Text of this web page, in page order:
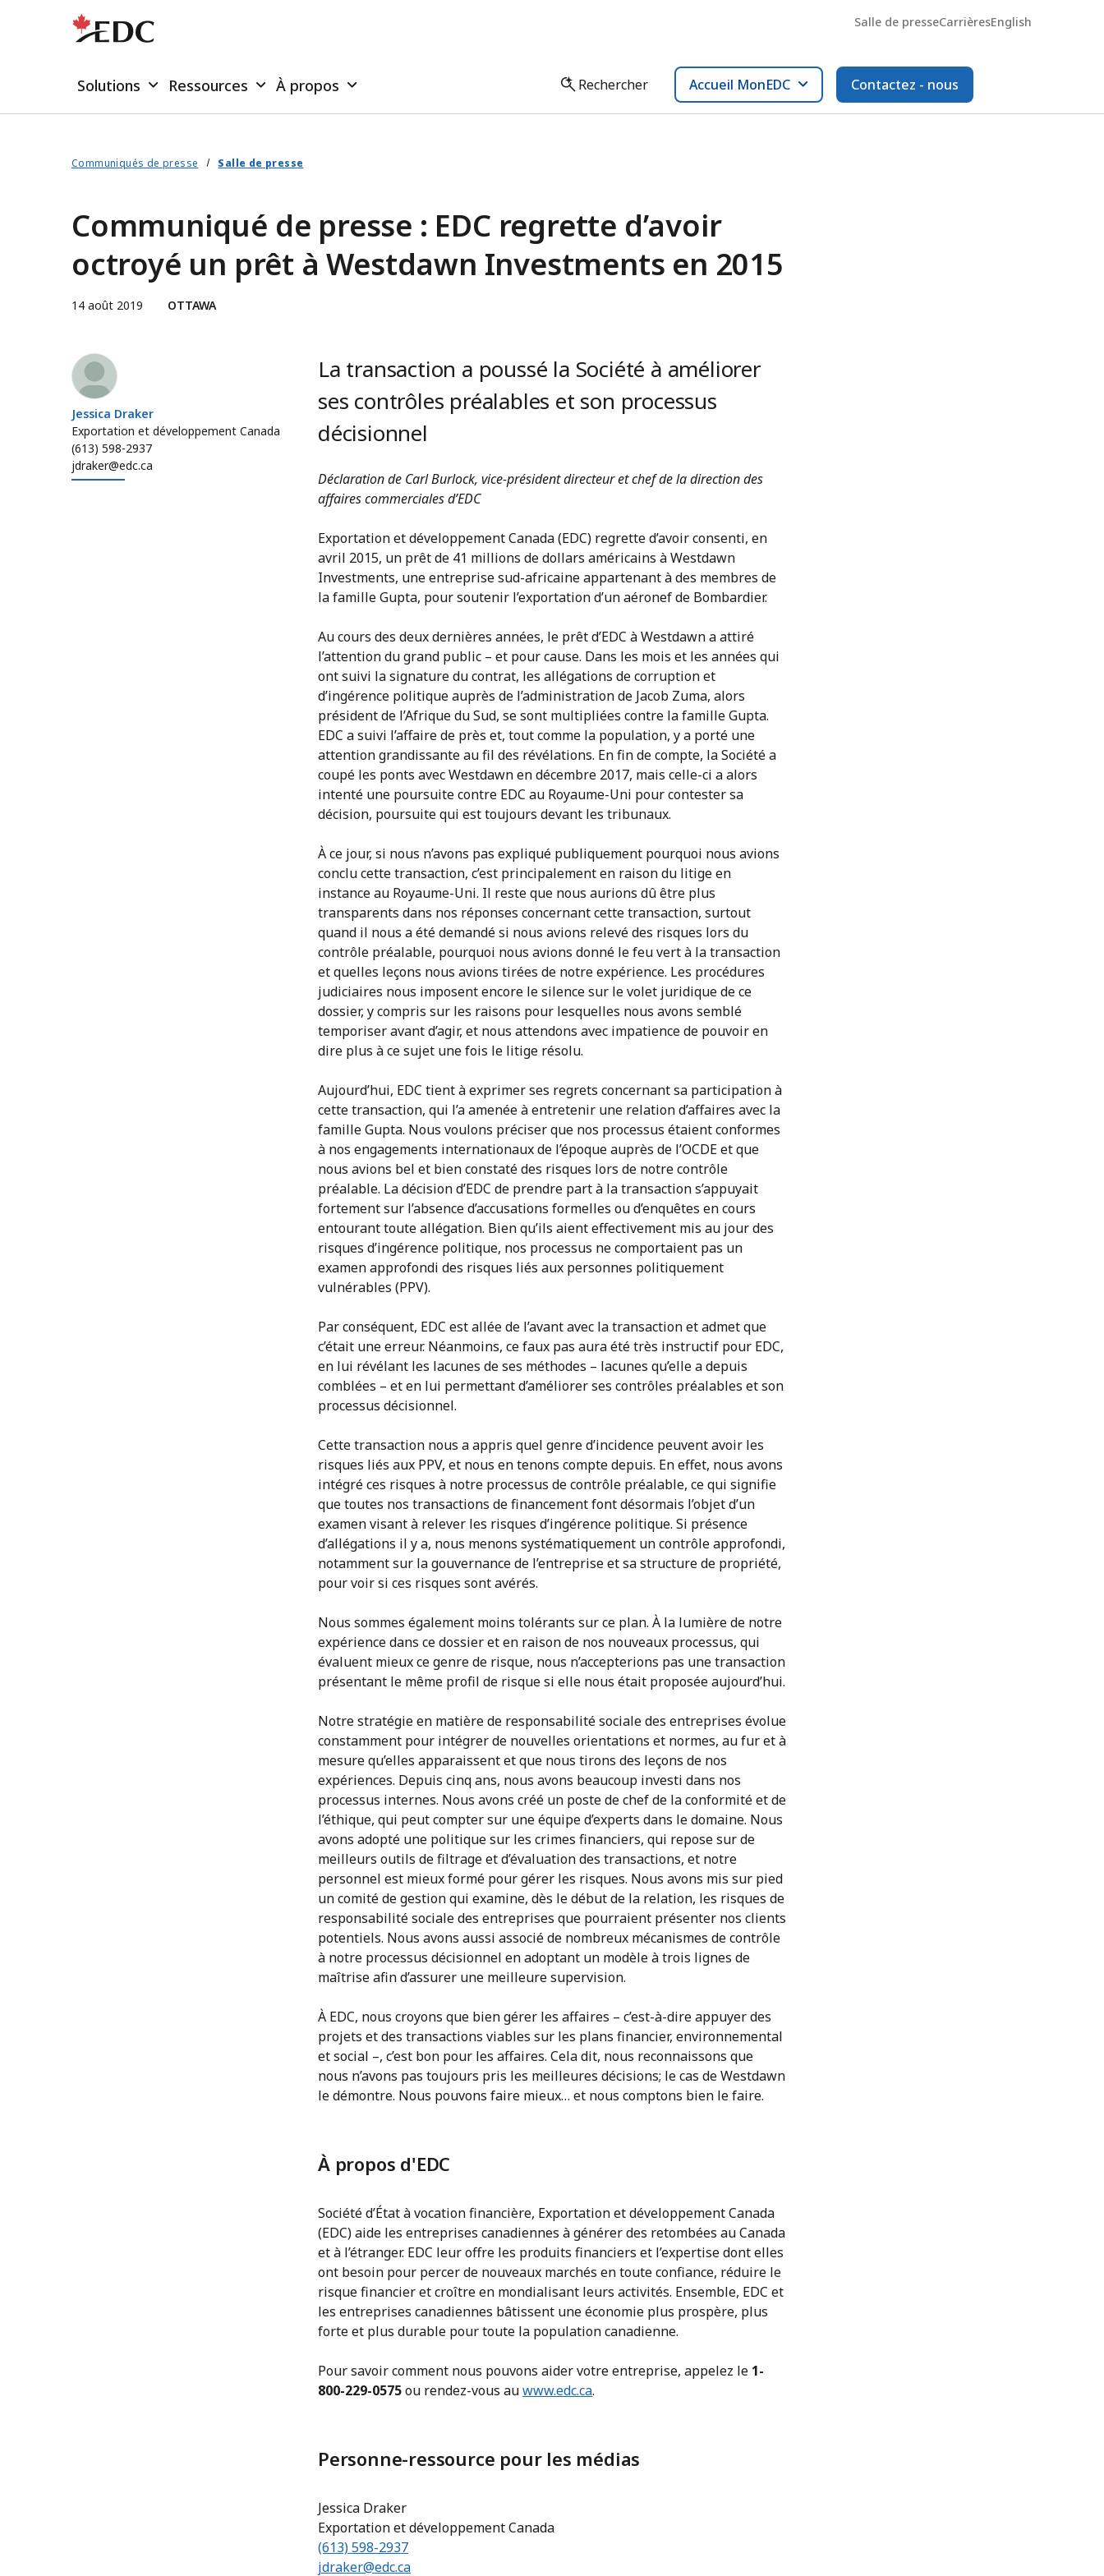
Salle de presseCarrièresEnglish
Solutions Ressources À propos Rechercher Accueil MonEDC Contactez - nous
Communiqués de presse Salle de presse
Communiqué de presse : EDC regrette d’avoir
octroyé un prêt à Westdawn Investments en 2015
14 août 2019 OTTAWA
Jessica Draker
Jessica Draker
Exportation et développement Canada
(613) 598-2937
jdraker@edc.ca
La transaction a poussé la Société à améliorer
ses contrôles préalables et son processus
décisionnel
Déclaration de Carl Burlock, vice-président directeur et chef de la direction des
affaires commerciales d’EDC
Exportation et développement Canada (EDC) regrette d’avoir consenti, en
avril 2015, un prêt de 41 millions de dollars américains à Westdawn
Investments, une entreprise sud-africaine appartenant à des membres de
la famille Gupta, pour soutenir l’exportation d’un aéronef de Bombardier.
Au cours des deux dernières années, le prêt d’EDC à Westdawn a attiré
l’attention du grand public – et pour cause. Dans les mois et les années qui
ont suivi la signature du contrat, les allégations de corruption et
d’ingérence politique auprès de l’administration de Jacob Zuma, alors
président de l’Afrique du Sud, se sont multipliées contre la famille Gupta.
EDC a suivi l’affaire de près et, tout comme la population, y a porté une
attention grandissante au fil des révélations. En fin de compte, la Société a
coupé les ponts avec Westdawn en décembre 2017, mais celle-ci a alors
intenté une poursuite contre EDC au Royaume-Uni pour contester sa
décision, poursuite qui est toujours devant les tribunaux.
À ce jour, si nous n’avons pas expliqué publiquement pourquoi nous avions
conclu cette transaction, c’est principalement en raison du litige en
instance au Royaume-Uni. Il reste que nous aurions dû être plus
transparents dans nos réponses concernant cette transaction, surtout
quand il nous a été demandé si nous avions relevé des risques lors du
contrôle préalable, pourquoi nous avions donné le feu vert à la transaction
et quelles leçons nous avions tirées de notre expérience. Les procédures
judiciaires nous imposent encore le silence sur le volet juridique de ce
dossier, y compris sur les raisons pour lesquelles nous avons semblé
temporiser avant d’agir, et nous attendons avec impatience de pouvoir en
dire plus à ce sujet une fois le litige résolu.
Aujourd’hui, EDC tient à exprimer ses regrets concernant sa participation à
cette transaction, qui l’a amenée à entretenir une relation d’affaires avec la
famille Gupta. Nous voulons préciser que nos processus étaient conformes
à nos engagements internationaux de l’époque auprès de l’OCDE et que
nous avions bel et bien constaté des risques lors de notre contrôle
préalable. La décision d’EDC de prendre part à la transaction s’appuyait
fortement sur l’absence d’accusations formelles ou d’enquêtes en cours
entourant toute allégation. Bien qu’ils aient effectivement mis au jour des
risques d’ingérence politique, nos processus ne comportaient pas un
examen approfondi des risques liés aux personnes politiquement
vulnérables (PPV).
Par conséquent, EDC est allée de l’avant avec la transaction et admet que
c’était une erreur. Néanmoins, ce faux pas aura été très instructif pour EDC,
en lui révélant les lacunes de ses méthodes – lacunes qu’elle a depuis
comblées – et en lui permettant d’améliorer ses contrôles préalables et son
processus décisionnel.
Cette transaction nous a appris quel genre d’incidence peuvent avoir les
risques liés aux PPV, et nous en tenons compte depuis. En effet, nous avons
intégré ces risques à notre processus de contrôle préalable, ce qui signifie
que toutes nos transactions de financement font désormais l’objet d’un
examen visant à relever les risques d’ingérence politique. Si présence
d’allégations il y a, nous menons systématiquement un contrôle approfondi,
notamment sur la gouvernance de l’entreprise et sa structure de propriété,
pour voir si ces risques sont avérés.
Nous sommes également moins tolérants sur ce plan. À la lumière de notre
expérience dans ce dossier et en raison de nos nouveaux processus, qui
évaluent mieux ce genre de risque, nous n’accepterions pas une transaction
présentant le même profil de risque si elle nous était proposée aujourd’hui.
Notre stratégie en matière de responsabilité sociale des entreprises évolue
constamment pour intégrer de nouvelles orientations et normes, au fur et à
mesure qu’elles apparaissent et que nous tirons des leçons de nos
expériences. Depuis cinq ans, nous avons beaucoup investi dans nos
processus internes. Nous avons créé un poste de chef de la conformité et de
l’éthique, qui peut compter sur une équipe d’experts dans le domaine. Nous
avons adopté une politique sur les crimes financiers, qui repose sur de
meilleurs outils de filtrage et d’évaluation des transactions, et notre
personnel est mieux formé pour gérer les risques. Nous avons mis sur pied
un comité de gestion qui examine, dès le début de la relation, les risques de
responsabilité sociale des entreprises que pourraient présenter nos clients
potentiels. Nous avons aussi associé de nombreux mécanismes de contrôle
à notre processus décisionnel en adoptant un modèle à trois lignes de
maîtrise afin d’assurer une meilleure supervision.
À EDC, nous croyons que bien gérer les affaires – c’est-à-dire appuyer des
projets et des transactions viables sur les plans financier, environnemental
et social –, c’est bon pour les affaires. Cela dit, nous reconnaissons que
nous n’avons pas toujours pris les meilleures décisions; le cas de Westdawn
le démontre. Nous pouvons faire mieux… et nous comptons bien le faire.
À propos d'EDC
Société d’État à vocation financière, Exportation et développement Canada
(EDC) aide les entreprises canadiennes à générer des retombées au Canada
et à l’étranger. EDC leur offre les produits financiers et l’expertise dont elles
ont besoin pour percer de nouveaux marchés en toute confiance, réduire le
risque financier et croître en mondialisant leurs activités. Ensemble, EDC et
les entreprises canadiennes bâtissent une économie plus prospère, plus
forte et plus durable pour toute la population canadienne.
Pour savoir comment nous pouvons aider votre entreprise, appelez le 1-
800-229-0575ou rendez-vous auwww.edc.ca.
Personne-ressource pour les médias
Jessica Draker
Exportation et développement Canada
(613) 598-2937
jdraker@edc.ca